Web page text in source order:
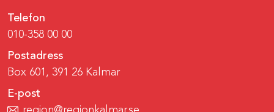
Telefon
010-358 00 00
Postadress
Box 601, 391 26 Kalmar
E-post